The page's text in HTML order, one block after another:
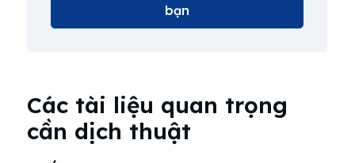
bạn
Các tài liệu quan trọng
cần dịch thuật